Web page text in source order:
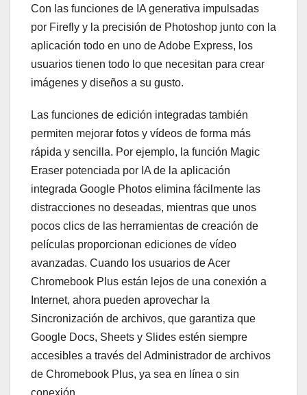
Con las funciones de IA generativa impulsadas
por Firefly y la precisión de Photoshop junto con la
aplicación todo en uno de Adobe Express, los
usuarios tienen todo lo que necesitan para crear
imágenes y diseños a su gusto.
Las funciones de edición integradas también
permiten mejorar fotos y vídeos de forma más
rápida y sencilla. Por ejemplo, la función Magic
Eraser potenciada por IA de la aplicación
integrada Google Photos elimina fácilmente las
distracciones no deseadas, mientras que unos
pocos clics de las herramientas de creación de
películas proporcionan ediciones de vídeo
avanzadas. Cuando los usuarios de Acer
Chromebook Plus están lejos de una conexión a
Internet, ahora pueden aprovechar la
Sincronización de archivos, que garantiza que
Google Docs, Sheets y Slides estén siempre
accesibles a través del Administrador de archivos
de Chromebook Plus, ya sea en línea o sin